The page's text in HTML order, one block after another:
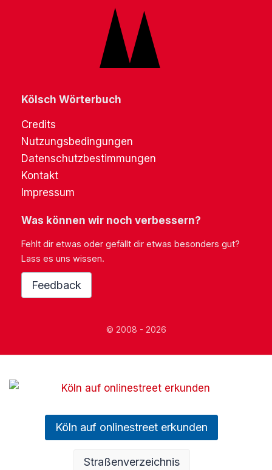
Kölsch Wörterbuch
Credits
Nutzungsbedingungen
Datenschutzbestimmungen
Kontakt
Impressum
Was können wir noch verbessern?
Fehlt dir etwas oder gefällt dir etwas besonders gut?
Lass es uns wissen.
Feedback
© 2008 - 2026
Köln auf onlinestreet erkunden
Straßenverzeichnis